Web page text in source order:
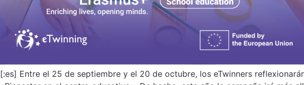
[:es] Entre el 25 de septiembre y el 20 de octubre, los eTwinners